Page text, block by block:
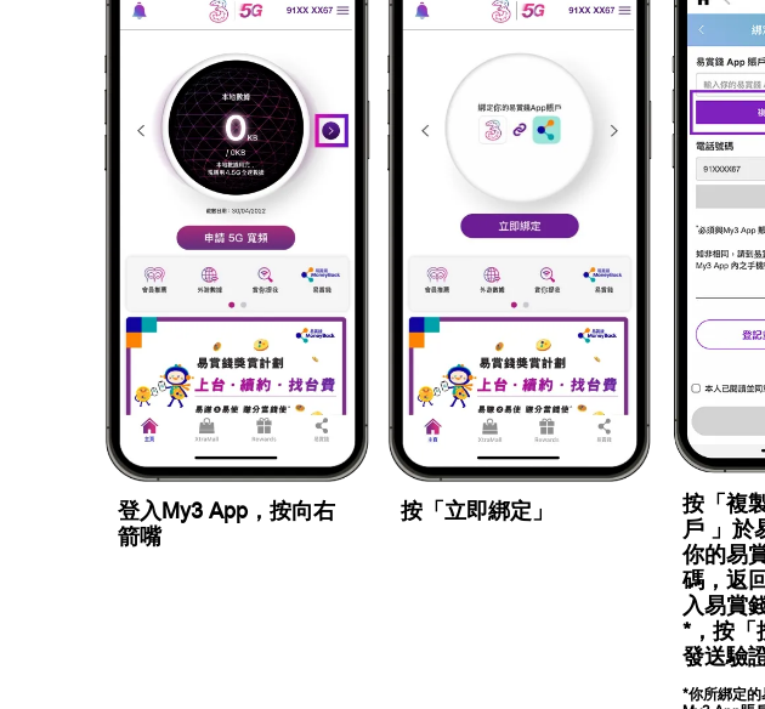
登入My3 App，按向右
箭嘴
按「立即綁定」
按「複
戶 」於
你的易
碼，返
入易賞
*，按「
發送驗
*你所綁定